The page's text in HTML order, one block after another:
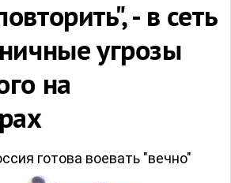
- в сеть
угрозы
на
готова воевать "вечно"